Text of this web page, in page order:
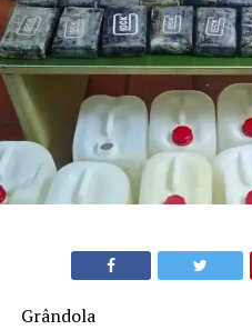
Grândola